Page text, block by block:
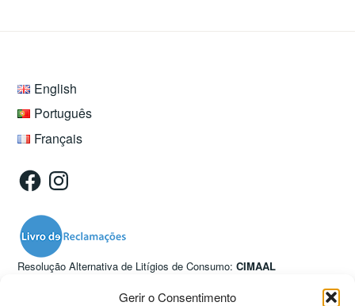
Gerir o Consentimento
English
Português
Français
FacebookInstagram
Resolução Alternativa de Litígios de Consumo:CIMAAL
info@consumoalgarve.pt·consumoalgarve.pt